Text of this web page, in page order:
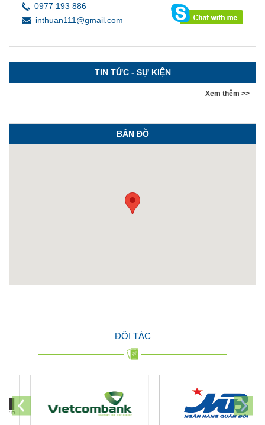
0977 193 886
inthuan111@gmail.com
TIN TỨC - SỰ KIỆN
Xem thêm >>
BẢN ĐỒ
ĐỐI TÁC